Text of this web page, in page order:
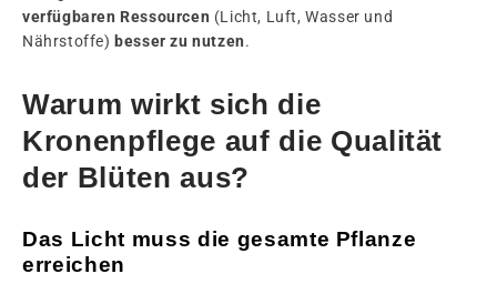
verfügbaren Ressourcen (Licht, Luft, Wasser und
Nährstoffe) besser zu nutzen.
Warum wirkt sich die
Kronenpflege auf die Qualität
der Blüten aus?
Das Licht muss die gesamte Pflanze
erreichen